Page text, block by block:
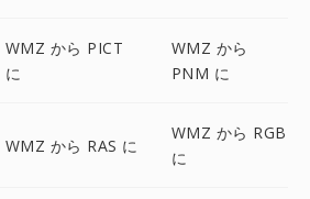
WMZ から PICT
に
WMZ から
PNM に
WMZ から RAS に
WMZ から RGB
に